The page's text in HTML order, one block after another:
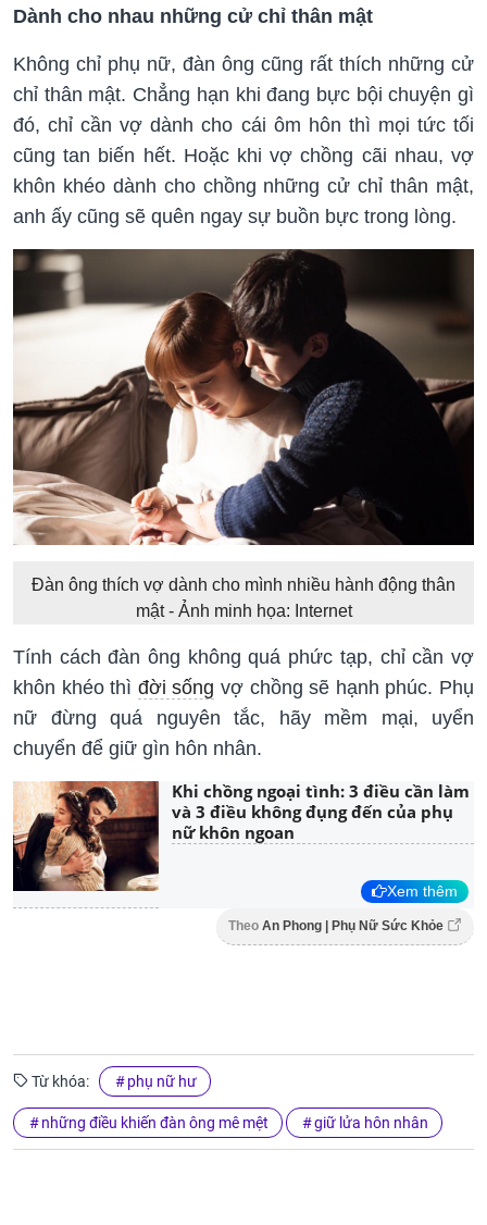
Dành cho nhau những cử chỉ thân mật
Không chỉ phụ nữ, đàn ông cũng rất thích những cử
chỉ thân mật. Chẳng hạn khi đang bực bội chuyện gì
đó, chỉ cần vợ dành cho cái ôm hôn thì mọi tức tối
cũng tan biến hết. Hoặc khi vợ chồng cãi nhau, vợ
khôn khéo dành cho chồng những cử chỉ thân mật,
anh ấy cũng sẽ quên ngay sự buồn bực trong lòng.
Đàn ông thích vợ dành cho mình nhiều hành động thân
mật - Ảnh minh họa: Internet
Tính cách đàn ông không quá phức tạp, chỉ cần vợ
khôn khéo thì đời sống vợ chồng sẽ hạnh phúc. Phụ
nữ đừng quá nguyên tắc, hãy mềm mại, uyển
chuyển để giữ gìn hôn nhân.
Khi chồng ngoại tình: 3 điều cần làm
và 3 điều không đụng đến của phụ
nữ khôn ngoan
Xem thêm
Theo An Phong | Phụ Nữ Sức Khỏe
Từ khóa: phụ nữ hư
những điều khiến đàn ông mê mệt giữ lửa hôn nhân